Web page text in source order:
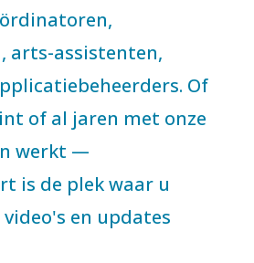
arts-assistenten,
Of
of al jaren met onze
werkt —
is de plek waar u
en updates